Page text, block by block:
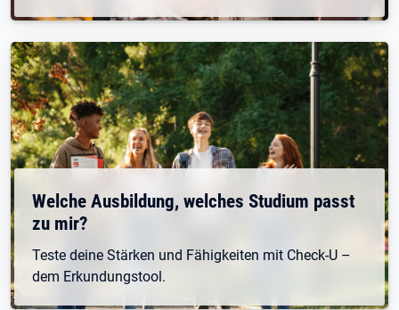
Welche Ausbildung, welches Studium passt
zu mir?
Teste deine Stärken und Fähigkeiten mit Check-U –
dem Erkundungstool.